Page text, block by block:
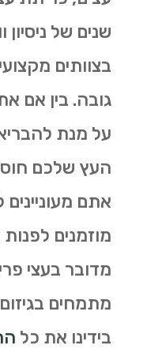
שנים של
בצוותים
גובה. בין אם
על מנת
העץ שלכם
אתם
מוזמנים
מדובר בעצי
מתמחים
בידינו את כל